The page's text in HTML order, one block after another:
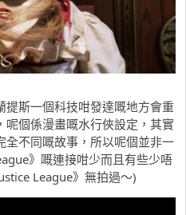
斯一個科技咁發達嘅地方會重
呢個係漫畫嘅水行俠設定，其實
不同嘅故事，所以呢個並非一
》嘅連接咁少而且有些少唔
League》無拍過～)